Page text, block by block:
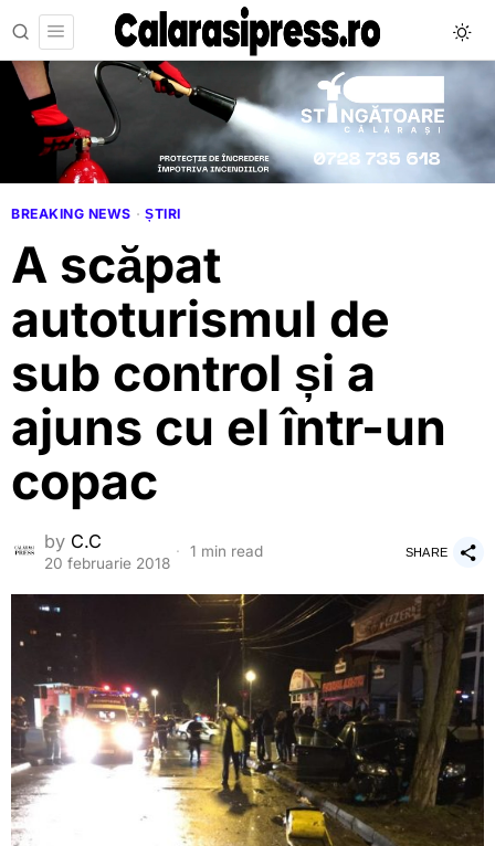
BREAKING NEWS · ȘTIRI
A scăpat
autoturismul de
sub control și a
ajuns cu el într-un
copac
by C.C
20 februarie 2018
1 min read SHARE